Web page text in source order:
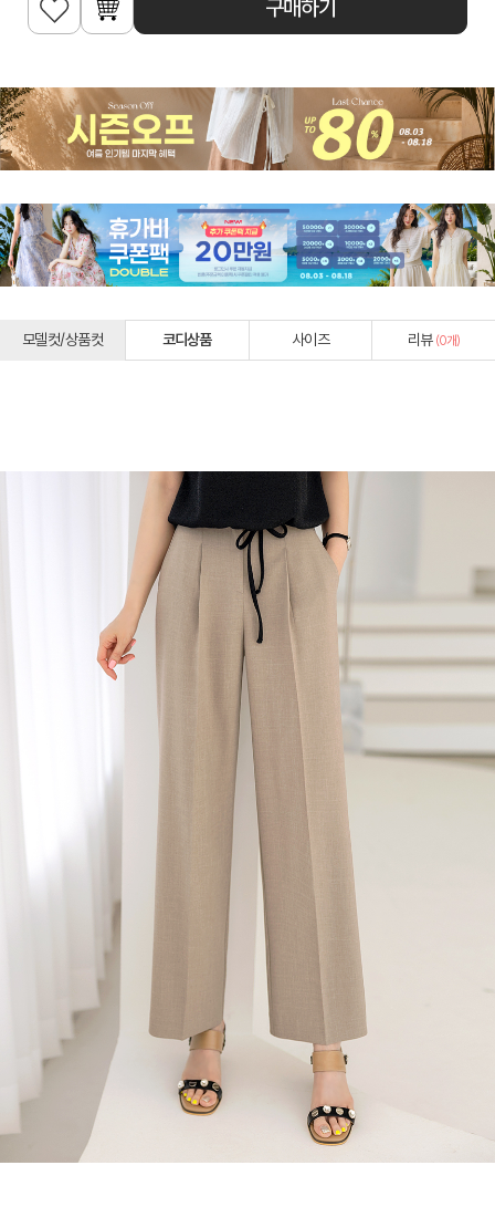
구매하기
모델컷/상품컷 코디상품 사이즈 리뷰 (0개)